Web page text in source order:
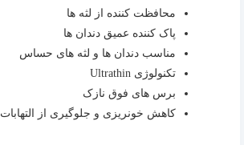
محافظت کننده از لثه ها
پاک کننده عمیق دندان ها
مناسب دندان ها و لثه های حساس
تکنولوژی Ultrathin
برس های فوق نازک
کاهش خونریزی و جلوگیری از التهابات